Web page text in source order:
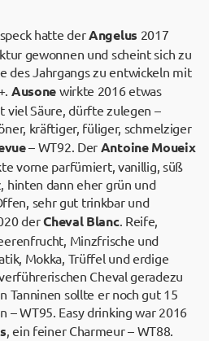
hatte derAngelus 2017
gewonnen und scheint sich zu
des Jahrgangs zu entwickeln mit
Ausone wirkte 2016 etwas
viel Säure, dürfte zulegen –
kräftiger, füliger, schmelziger
– WT92. Der Antoine Moueix
vorne parfümiert, vanillig, süß
hinten dann eher grün und
sehr gut trinkbar und
derCheval Blanc. Reife,
Minzfrische und
Mokka, Trüffel und erdige
Cheval geradezu
Tanninen sollte er noch gut 15
– WT95. Easy drinking war 2016
, ein feiner Charmeur – WT88.